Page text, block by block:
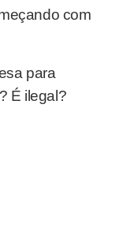
com
para
É ilegal?